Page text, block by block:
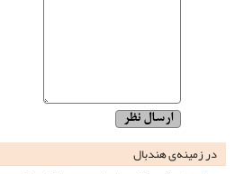
در زمینه‌ی هندبال